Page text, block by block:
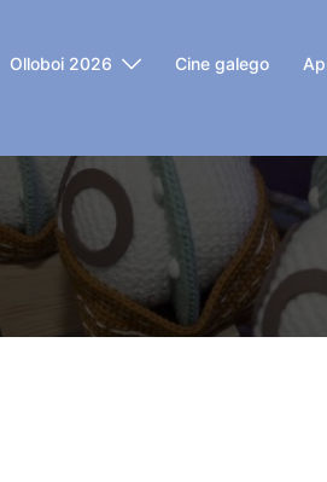
Olloboi 2026 Cine galego